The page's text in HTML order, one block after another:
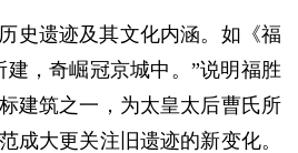
史遗迹及其文化内涵。如《福
建，奇崛冠京城中。”说明福胜
建筑之一，为太皇太后曹氏所
成大更关注旧遗迹的新变化。